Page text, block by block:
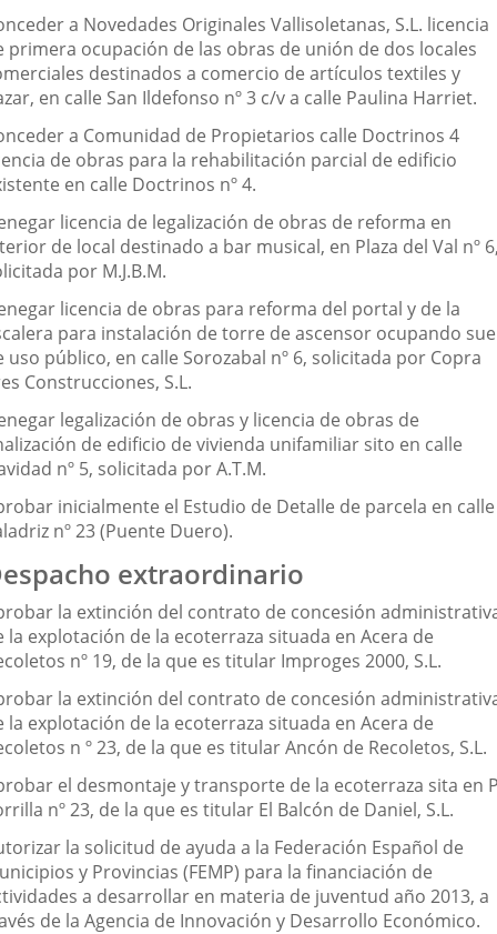
a Novedades Originales Vallisoletanas, S.L. licencia
primera ocupación de las obras de unión de dos locales
destinados a comercio de artículos textiles y
en calle San Ildefonso nº 3 c/v a calle Paulina Harriet.
a Comunidad de Propietarios calle Doctrinos 4
de obras para la rehabilitación parcial de edificio
en calle Doctrinos nº 4.
licencia de legalización de obras de reforma en
de local destinado a bar musical, en Plaza del Val nº
por M.J.B.M.
licencia de obras para reforma del portal y de la
para instalación de torre de ascensor ocupando
uso público, en calle Sorozabal nº 6, solicitada por Copra
Construcciones, S.L.
legalización de obras y licencia de obras de
de edificio de vivienda unifamiliar sito en calle
nº 5, solicitada por A.T.M.
inicialmente el Estudio de Detalle de parcela en calle
nº 23 (Puente Duero).
extraordinario
la extinción del contrato de concesión
la explotación de la ecoterraza situada en Acera de
nº 19, de la que es titular Improges 2000, S.L.
la extinción del contrato de concesión
la explotación de la ecoterraza situada en Acera de
n º 23, de la que es titular Ancón de Recoletos, S.L.
el desmontaje y transporte de la ecoterraza sita en
nº 23, de la que es titular El Balcón de Daniel, S.L.
la solicitud de ayuda a la Federación Español de
y Provincias (FEMP) para la financiación de
a desarrollar en materia de juventud año 2013, a
de la Agencia de Innovación y Desarrollo Económico.